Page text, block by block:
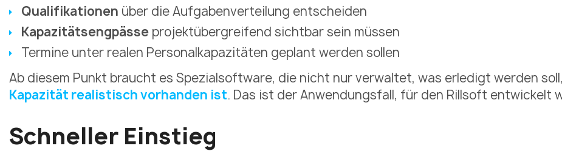
Qualifikationen über die Aufgabenverteilung entscheiden
Kapazitätsengpässe projektübergreifend sichtbar sein müssen
Termine unter realen Personalkapazitäten geplant werden sollen
Ab diesem Punkt braucht es Spezialsoftware, die nicht nur verwaltet, was erledigt werden
Kapazität realistisch vorhanden ist. Das ist der Anwendungsfall, für den Rillsoft entwickelt
Schneller Einstieg